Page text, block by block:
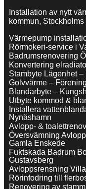
Installation av nytt
kommun,
Värmepump
Rörmokeri-service i
Badrumsrenovering
Konvertering
Stambyte Lägenhet –
Golvvärme –
Blandarbyte –
Utbyte kommod &
Installera
Nynäshamn
Avlopp- &
Översvämning
Gamla Enskede
Fuktskada Badrum
Gustavsberg
Avloppsrensning
Rörinfodring till
Renovering av